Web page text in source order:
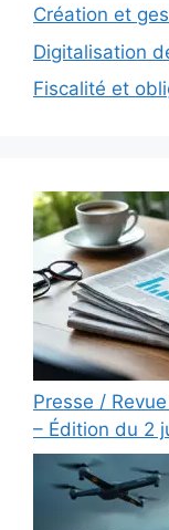
Création et
Digitalisation
Fiscalité et
Presse /
– Édition du 2